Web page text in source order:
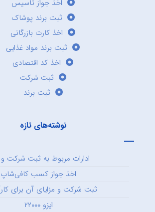
اخذ جواز تاسیس
ثبت برند پوشاک
اخذ کارت بازرگانی
ثبت برند مواد غذایی
اخذ کد اقتصادی
ثبت شرکت
ثبت برند
نوشته‌های تازه
ادارات مربوط به ثبت شرکت و
اخذ جواز کسب کافی‌شاپ
ثبت شرکت و مزایای آن برای
ایزو ۲۲۰۰۰